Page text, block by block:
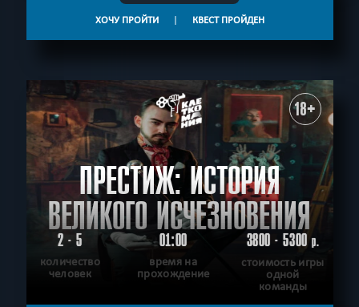
ХОЧУ ПРОЙТИ | КВЕСТ ПРОЙДЕН
18+
ПРЕСТИЖ: ИСТОРИЯ
ВЕЛИКОГО ИСЧЕЗНОВЕНИЯ
2 - 5
количество
человек
01:00
время на
прохождение
3800 - 5300р.
стоимость игры
одной
команды